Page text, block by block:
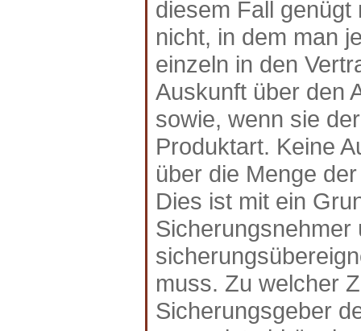
diesem Fall
nicht, in dem man
einzeln in den
Auskunft über den
sowie, wenn sie
Produktart. Keine
über die Menge
Dies ist mit ein
muss. Zu welcher
Sicherungsgeber